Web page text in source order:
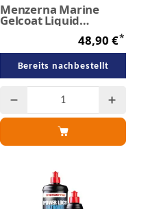
Menzerna Marine
Gelcoat Liquid
Sanding - Schleifpaste
48,90 €*
Bereits nachbestellt